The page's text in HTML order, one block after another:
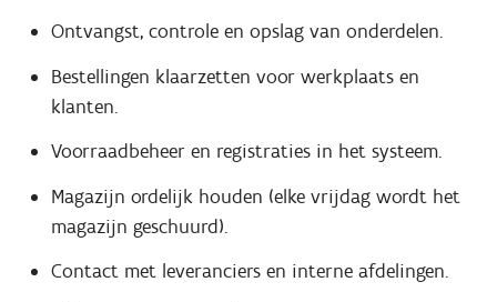
Ontvangst, controle en opslag van onderdelen.
Bestellingen klaarzetten voor werkplaats en
klanten.
Voorraadbeheer en registraties in het systeem.
Magazijn ordelijk houden (elke vrijdag wordt het
magazijn geschuurd).
Contact met leveranciers en interne afdelingen.